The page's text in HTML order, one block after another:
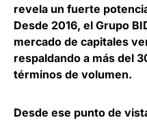
revela un fuerte
Desde 2016, el Grupo
mercado de capitales
respaldando a más del
términos de volumen.
Desde ese punto de